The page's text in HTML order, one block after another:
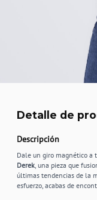
Detalle de
Descripción
Dale un giro magnético a
Derek , una pieza que
últimas tendencias de la
esfuerzo, acabas de